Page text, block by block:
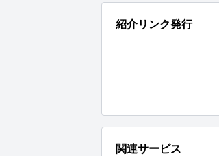
紹介リンク発行
関連サービス